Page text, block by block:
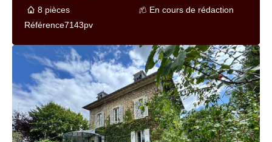
8 pièces
En cours de rédaction
Référence7143pv